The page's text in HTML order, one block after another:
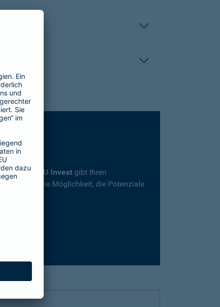
SBU Invest gibt Ihren
und die Möglichkeit, die Potenziale